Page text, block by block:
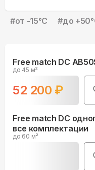
#от -15°С #до
Free match DC
до 45 м²
52 200 ₽
Free match DC
все комплектации
до 60 м²